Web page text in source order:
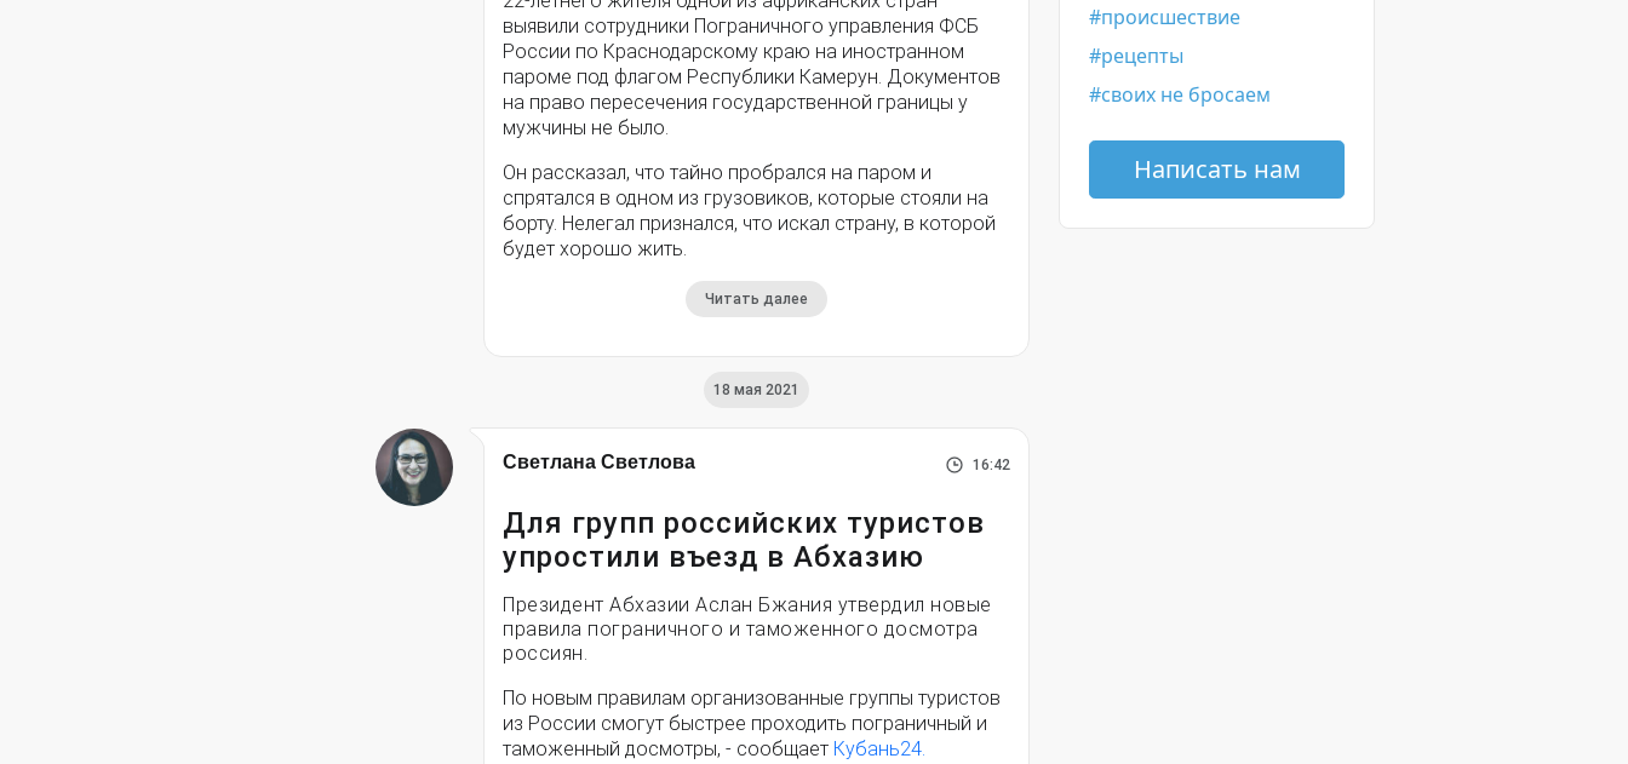
выявили сотрудники Пограничного управления ФСБ
России по Краснодарскому краю на иностранном
пароме под флагом Республики Камерун. Документов
на право пересечения государственной границы у
мужчины не было.
Он рассказал, что тайно пробрался на паром и
спрятался в одном из грузовиков, которые стояли на
борту. Нелегал признался, что искал страну, в которой
будет хорошо жить.
Читать далее
18 мая 2021
Светлана Светлова 16:42
Для групп российских туристов
упростили въезд в Абхазию
Президент Абхазии Аслан Бжания утвердил новые
правила пограничного и таможенного досмотра
россиян.
По новым правилам организованные группы туристов
из России смогут быстрее проходить пограничный и
таможенный досмотры, - сообщает Кубань24.
происшествие
рецепты
своих не бросаем
Написать нам